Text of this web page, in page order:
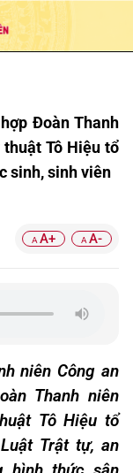
Đoàn Thanh
Tô Hiệu tổ
sinh, sinh viên
A A+ A A-
niên Công an
Thanh niên
Tô Hiệu tổ
Trật tự, an